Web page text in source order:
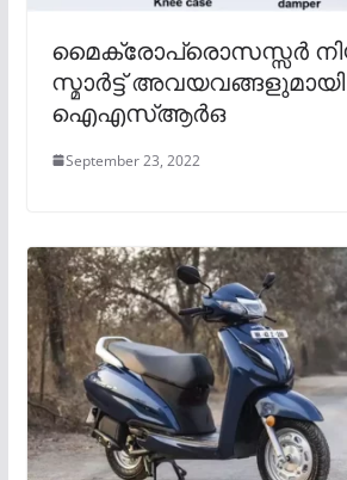
മൈക്രോപ്രൊസസ്സർ
സ്മാർട്ട് അവയവങ്ങളുമായി
ഐഎസ്ആർഒ
September 23, 2022